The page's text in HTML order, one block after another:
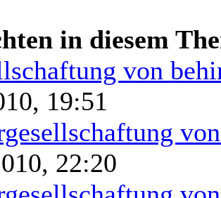
in diesem
von
19:51
22:20